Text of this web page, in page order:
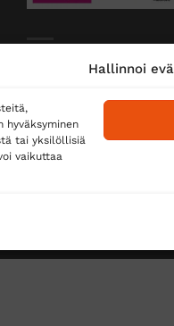
Hallinnoi
tai yksilöllisiä
vaikuttaa
Toimitustavat
Matkahuolto
Postnord